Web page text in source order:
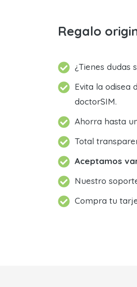
Regalo
¿Tienes dudas
Evita la odisea
doctorSIM.
Ahorra hasta
Total
Aceptamos
Nuestro
Compra tu